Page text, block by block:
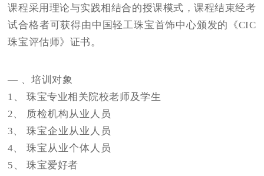
课程采用理论与实践相结合的授课模式，课程结束经考
试合格者可获得由中国轻工珠宝首饰中心颁发的 《CIC
珠宝评估师》 证书。
— 、培训对象
1 、
珠宝专业相关院校老师及学生
2、
质检机构从业人员
3、
珠宝企业从业人员
4、
珠宝从业个体人员
5 、 珠宝爱好者